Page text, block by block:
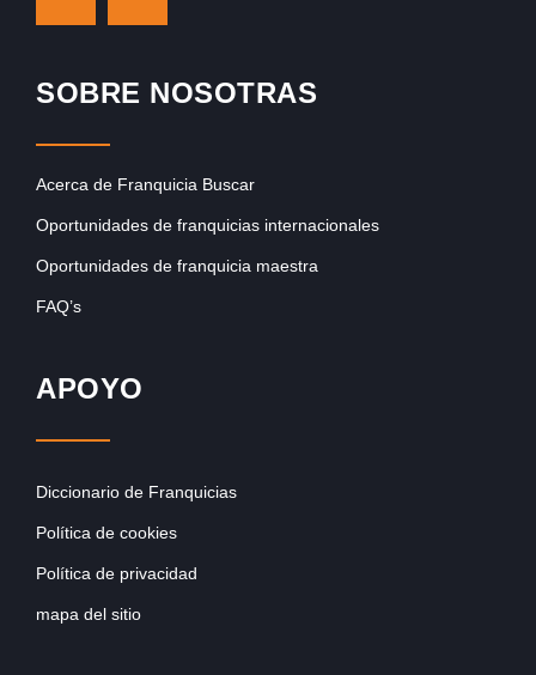
SOBRE NOSOTRAS
Acerca de Franquicia Buscar
Oportunidades de franquicias internacionales
Oportunidades de franquicia maestra
FAQ’s
APOYO
Diccionario de Franquicias
Política de cookies
Política de privacidad
mapa del sitio